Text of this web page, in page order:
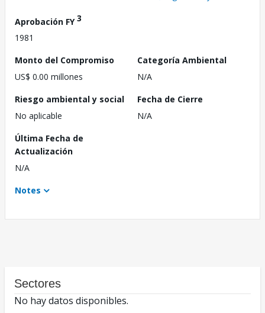
Aprobación FY3
1981
Monto del Compromiso
US$ 0.00 millones
Categoría Ambiental
N/A
Riesgo ambiental y social
No aplicable
Fecha de Cierre
N/A
Última Fecha de
Actualización
N/A
Notes
Sectores
No hay datos disponibles.